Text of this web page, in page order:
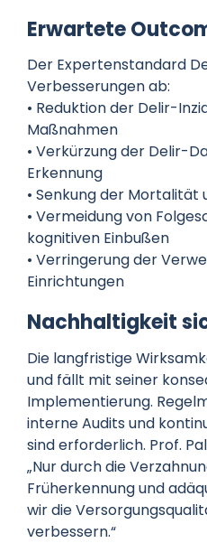
Erwartete
Der Expertenstandard
Verbesserungen ab:
• Reduktion der Delir-
Maßnahmen
• Verkürzung der Delir-
Erkennung
• Senkung der Mortalität
• Vermeidung von
kognitiven Einbußen
• Verringerung der
Einrichtungen
Nachhaltigkeit
Die langfristige
und fällt mit seiner
Implementierung.
interne Audits und
sind erforderlich. Prof.
„Nur durch die
Früherkennung und
wir die
verbessern.“